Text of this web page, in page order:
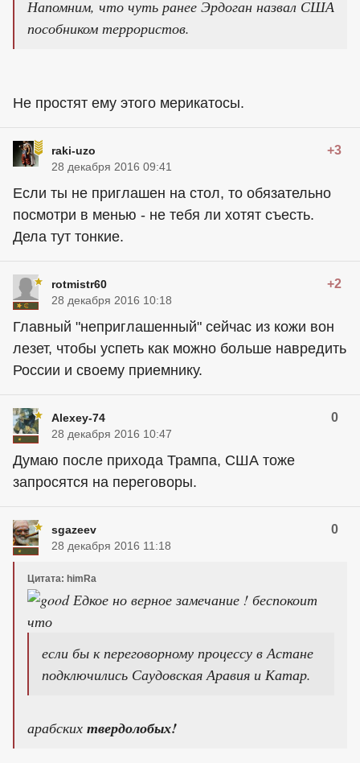
Напомним, что чуть ранее Эрдоган назвал США
пособником террористов.
Не простят ему этого мерикатосы.
raki-uzo +3
28 декабря 2016 09:41
Если ты не приглашен на стол, то обязательно
посмотри в менью - не тебя ли хотят съесть.
Дела тут тонкие.
rotmistr60 +2
28 декабря 2016 10:18
Главный "неприглашенный" сейчас из кожи вон
лезет, чтобы успеть как можно больше навредить
России и своему приемнику.
Alexey-74 0
28 декабря 2016 10:47
Думаю после прихода Трампа, США тоже
запросятся на переговоры.
sgazeev 0
28 декабря 2016 11:18
Цитата: himRa
Едкое но верное замечание ! беспокоит
что
если бы к переговорному процессу в Астане
подключились Саудовская Аравия и Катар.
арабских твердолобых!